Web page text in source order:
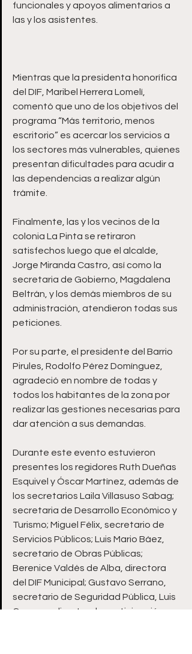
funcionales y apoyos alimentarios a
las y los asistentes.
Mientras que la presidenta honorífica
del DIF, Maribel Herrera Lomelí,
comentó que uno de los objetivos del
programa “Más territorio, menos
escritorio” es acercar los servicios a
los sectores más vulnerables, quienes
presentan dificultades para acudir a
las dependencias a realizar algún
trámite.
Finalmente, las y los vecinos de la
colonia La Pinta se retiraron
satisfechos luego que el alcalde,
Jorge Miranda Castro, así como la
secretaria de Gobierno, Magdalena
Beltrán, y los demás miembros de su
administración, atendieron todas sus
peticiones.
Por su parte, el presidente del Barrio
Pirules, Rodolfo Pérez Domínguez,
agradeció en nombre de todas y
todos los habitantes de la zona por
realizar las gestiones necesarias para
dar atención a sus demandas.
Durante este evento estuvieron
presentes los regidores Ruth Dueñas
Esquivel y Óscar Martínez, además de
los secretarios Laila Villasuso Sabag;
secretaria de Desarrollo Económico y
Turismo; Miguel Félix, secretario de
Servicios Públicos; Luis Mario Báez,
secretario de Obras Públicas;
Berenice Valdés de Alba, directora
del DIF Municipal; Gustavo Serrano,
secretario de Seguridad Pública, Luis
Campos, director de participación